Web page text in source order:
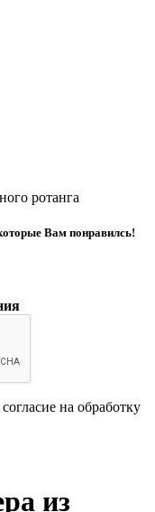
ротанга
Вам понравилсь!
на обработку
из